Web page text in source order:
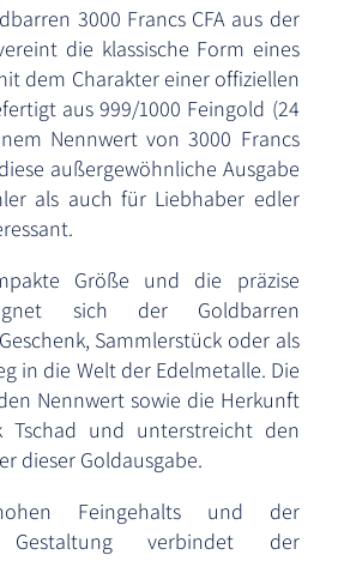
3000 Francs CFA aus der
die klassische Form eines
dem Charakter einer offiziellen
aus 999/1000 Feingold (24
Nennwert von 3000 Francs
außergewöhnliche Ausgabe
als auch für Liebhaber edler
Größe und die präzise
sich der Goldbarren
Sammlerstück oder als
in die Welt der Edelmetalle. Die
Nennwert sowie die Herkunft
Tschad und unterstreicht den
dieser Goldausgabe.
Feingehalts und der
Gestaltung verbindet der